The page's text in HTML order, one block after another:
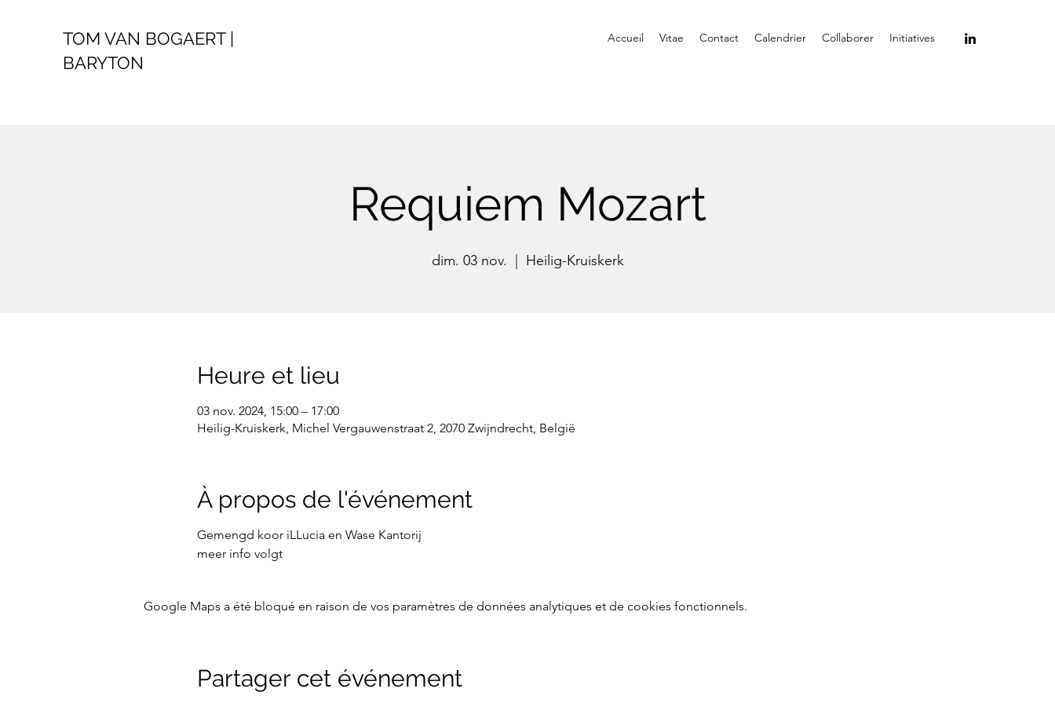
TOM VAN BOGAERT |
BARYTON
Accueil Vitae Contact Calendrier Collaborer Initiatives
Requiem Mozart
dim. 03 nov. Heilig-Kruiskerk
Heure et lieu
03 nov. 2024, 15:00 – 17:00
Heilig-Kruiskerk, Michel Vergauwenstraat 2, 2070 Zwijndrecht, België
À propos de l'événement
Gemengd koor iLLucia en Wase Kantorij
meer info volgt
Google Maps a été bloqué en raison de vos paramètres de données analytiques et de cookies fonctionnels.
Partager cet événement